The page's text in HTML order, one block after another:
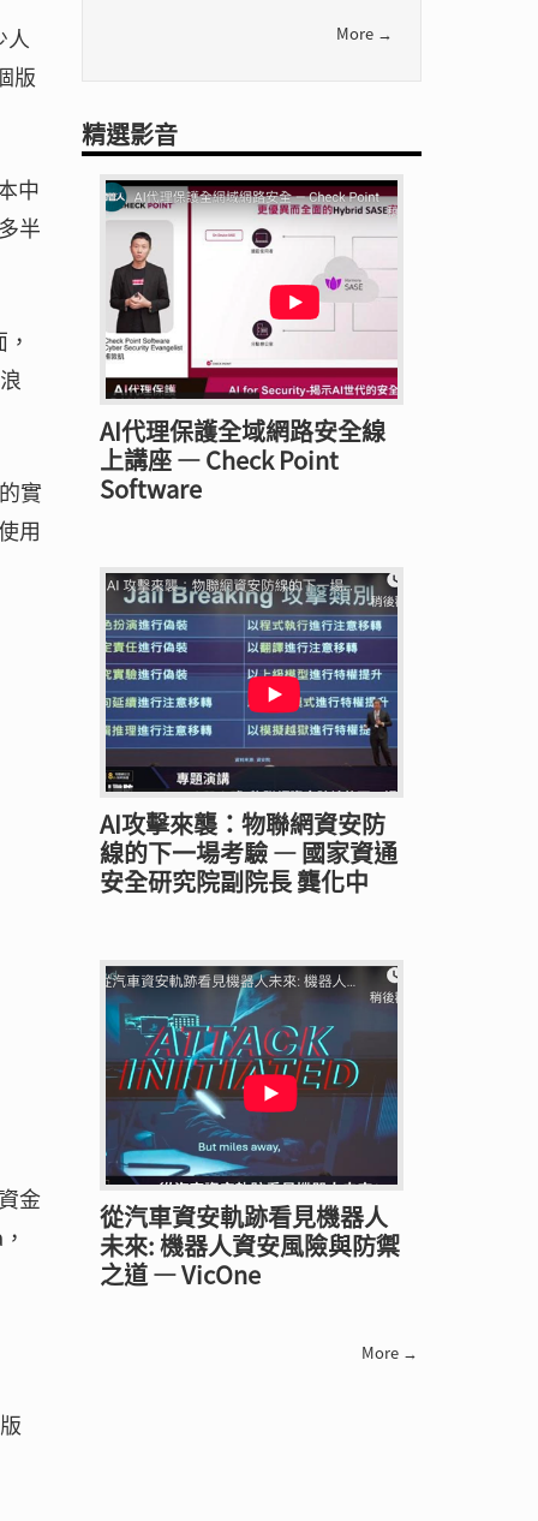
人
版
中
半
實
用
金
More →
精選影音
AI代理保護全域網路安全線
上講座 — Check Point
Software
AI攻擊來襲：物聯網資安防
線的下一場考驗 — 國家資通
安全研究院副院長 龔化中
從汽車資安軌跡看見機器人
未來: 機器人資安風險與防禦
之道 — VicOne
More →